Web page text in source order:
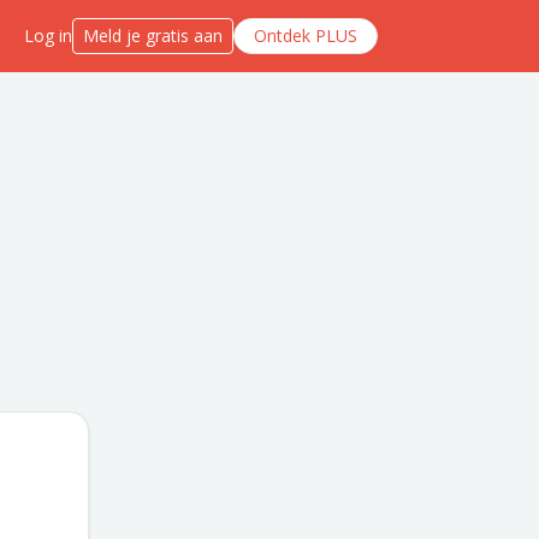
Log in Meld je gratis aan Ontdek PLUS